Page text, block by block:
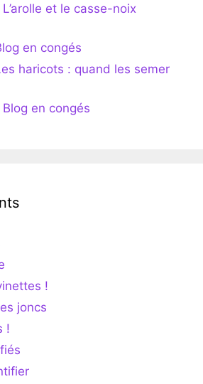
L’arolle et le casse-noix
en congés
haricots : quand les semer
Blog en congés
!
joncs
!